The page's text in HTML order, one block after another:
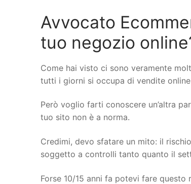
Avvocato
tuo negozio
Come hai visto ci sono veramente
tutti i giorni si occupa di vendite
Però voglio farti conoscere un’altra
tuo sito non è a norma.
Credimi, devo sfatare un mito: il
soggetto a controlli tanto quanto il
Forse 10/15 anni fa potevi fare questo